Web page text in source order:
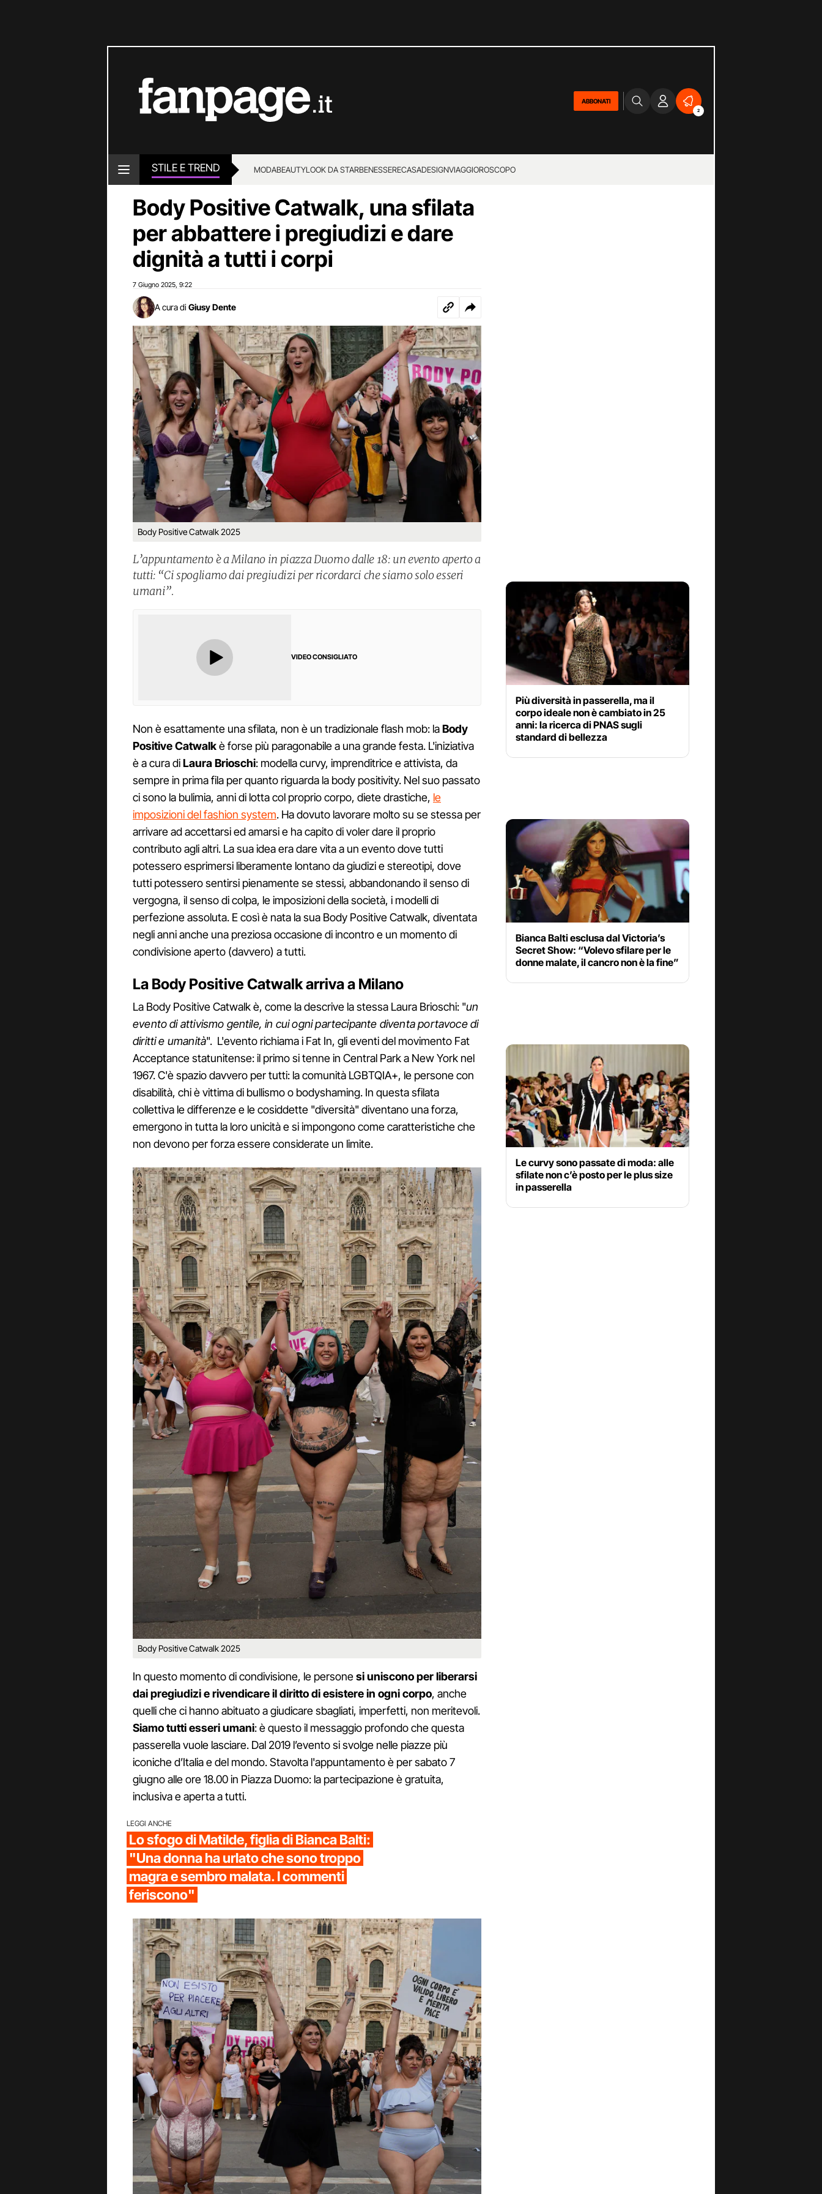
ABBONATI
2
STILE E TREND MODABEAUTYLOOK DA STARBENESSERECASADESIGNVIAGGIOROSCOPO
Body Positive Catwalk, una sfilata
per abbattere i pregiudizi e dare
dignità a tutti i corpi
7 Giugno 2025 9:22
A cura di Giusy Dente
Body Positive Catwalk 2025
L’appuntamento è a Milano in piazza Duomo dalle 18: un evento aperto a
tutti: “Ci spogliamo dai pregiudizi per ricordarci che siamo solo esseri
umani”.
VIDEO CONSIGLIATO
Non è esattamente una sfilata, non è un tradizionale flash mob: laBody
Positive Catwalkè forse più paragonabile a una grande festa. L'iniziativa
è a cura diLaura Brioschi: modella curvy, imprenditrice e attivista, da
sempre in prima fila per quanto riguarda la body positivity. Nel suo passato
ci sono la bulimia, anni di lotta col proprio corpo, diete drastiche, le
imposizioni del fashion system. Ha dovuto lavorare molto su se stessa per
arrivare ad accettarsi ed amarsi e ha capito di voler dare il proprio
contributo agli altri. La sua idea era dare vita a un evento dove tutti
potessero esprimersi liberamente lontano da giudizi e stereotipi, dove
tutti potessero sentirsi pienamente se stessi, abbandonando il senso di
vergogna, il senso di colpa, le imposizioni della società, i modelli di
perfezione assoluta. E così è nata la sua Body Positive Catwalk, diventata
negli anni anche una preziosa occasione di incontro e un momento di
condivisione aperto (davvero) a tutti.
La Body Positive Catwalk arriva a Milano
La Body Positive Catwalk è, come la descrive la stessa Laura Brioschi: "un
evento di attivismo gentile, in cui ogni partecipante diventa portavoce di
diritti e umanità". L'evento richiama i Fat In, gli eventi del movimento Fat
Acceptance statunitense: il primo si tenne in Central Park a New York nel
1967. C'è spazio davvero per tutti: la comunità LGBTQIA+, le persone con
disabilità, chi è vittima di bullismo o bodyshaming. In questa sfilata
collettiva le differenze e le cosiddette "diversità" diventano una forza,
emergono in tutta la loro unicità e si impongono come caratteristiche che
non devono per forza essere considerate un limite.
Body Positive Catwalk 2025
In questo momento di condivisione, le personesi uniscono per liberarsi
dai pregiudizi e rivendicare il diritto di esistere in ogni corpo, anche
quelli che ci hanno abituato a giudicare sbagliati, imperfetti, non meritevoli.
Siamo tutti esseri umani: è questo il messaggio profondo che questa
passerella vuole lasciare. Dal 2019 l’evento si svolge nelle piazze più
iconiche d’Italia e del mondo. Stavolta l'appuntamento è per sabato 7
giugno alle ore 18.00 in Piazza Duomo: la partecipazione è gratuita,
inclusiva e aperta a tutti.
LEGGI ANCHE
Lo sfogo di Matilde, figlia di Bianca Balti:
"Una donna ha urlato che sono troppo
magra e sembro malata. I commenti
feriscono"
Più diversità in passerella, ma il
corpo ideale non è cambiato in 25
anni: la ricerca di PNAS sugli
standard di bellezza
Bianca Balti esclusa dal Victoria’s
Secret Show: “Volevo sfilare per le
donne malate, il cancro non è la fine”
Le curvy sono passate di moda: alle
sfilate non c’è posto per le plus size
in passerella